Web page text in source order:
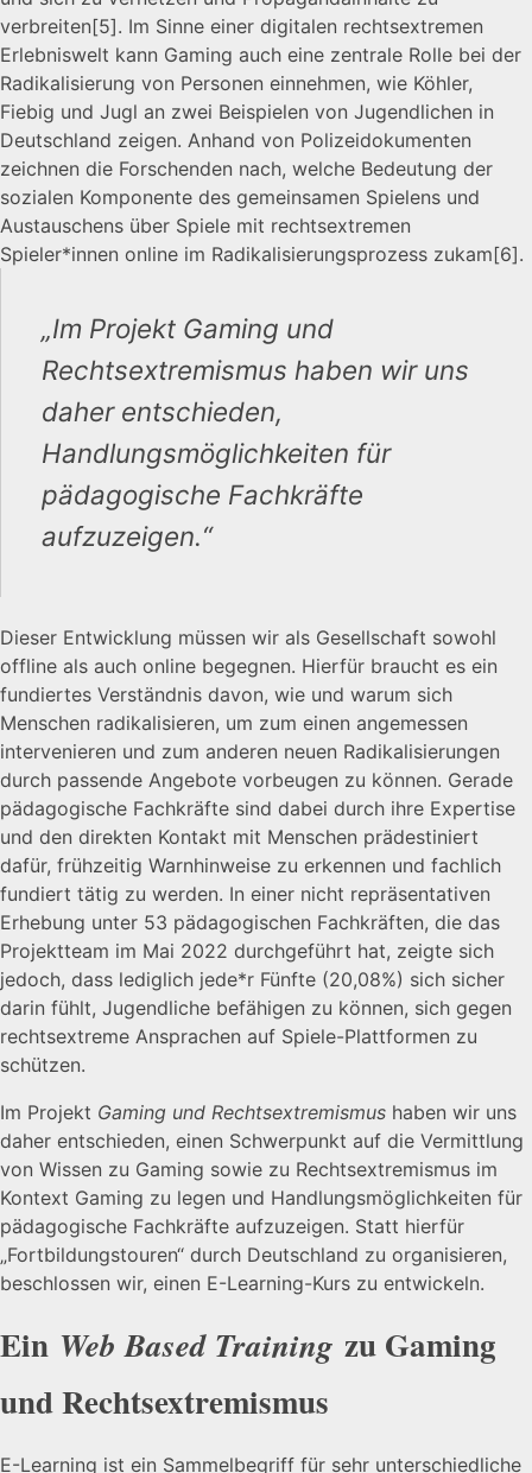
verbreiten[5]. Im Sinne einer digitalen rechtsextremen
Erlebniswelt kann Gaming auch eine zentrale Rolle bei der
Radikalisierung von Personen einnehmen, wie Köhler,
Fiebig und Jugl an zwei Beispielen von Jugendlichen in
Deutschland zeigen. Anhand von Polizeidokumenten
zeichnen die Forschenden nach, welche Bedeutung der
sozialen Komponente des gemeinsamen Spielens und
Austauschens über Spiele mit rechtsextremen
Spieler*innen online im Radikalisierungsprozess zukam[6].
„Im Projekt Gaming und
Rechtsextremismus haben wir uns
daher entschieden,
Handlungsmöglichkeiten für
pädagogische Fachkräfte
aufzuzeigen.“
Dieser Entwicklung müssen wir als Gesellschaft sowohl
offline als auch online begegnen. Hierfür braucht es ein
fundiertes Verständnis davon, wie und warum sich
Menschen radikalisieren, um zum einen angemessen
intervenieren und zum anderen neuen Radikalisierungen
durch passende Angebote vorbeugen zu können. Gerade
pädagogische Fachkräfte sind dabei durch ihre Expertise
und den direkten Kontakt mit Menschen prädestiniert
dafür, frühzeitig Warnhinweise zu erkennen und fachlich
fundiert tätig zu werden. In einer nicht repräsentativen
Erhebung unter 53 pädagogischen Fachkräften, die das
Projektteam im Mai 2022 durchgeführt hat, zeigte sich
jedoch, dass lediglich jede*r Fünfte (20,08%) sich sicher
darin fühlt, Jugendliche befähigen zu können, sich gegen
rechtsextreme Ansprachen auf Spiele-Plattformen zu
schützen.
Im Projekt Gaming und Rechtsextremismus haben wir uns
daher entschieden, einen Schwerpunkt auf die Vermittlung
von Wissen zu Gaming sowie zu Rechtsextremismus im
Kontext Gaming zu legen und Handlungsmöglichkeiten für
pädagogische Fachkräfte aufzuzeigen. Statt hierfür
„Fortbildungstouren“ durch Deutschland zu organisieren,
beschlossen wir, einen E-Learning-Kurs zu entwickeln.
Ein Web Based Training zu Gaming
und Rechtsextremismus
E-Learning ist ein Sammelbegriff für sehr unterschiedliche